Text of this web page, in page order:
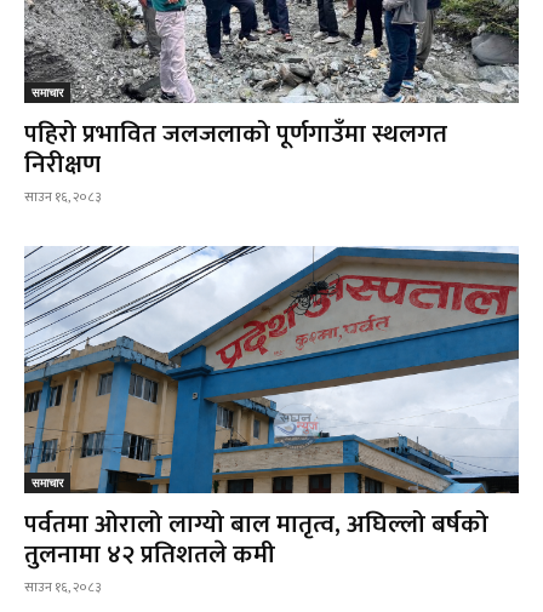
समाचार
पहिरो प्रभावित जलजलाको पूर्णगाउँमा स्थलगत
निरीक्षण
साउन १६, २०८३
समाचार
पर्वतमा ओरालो लाग्यो बाल मातृत्व, अघिल्लो बर्षको
तुलनामा ४२ प्रतिशतले कमी
साउन १६, २०८३